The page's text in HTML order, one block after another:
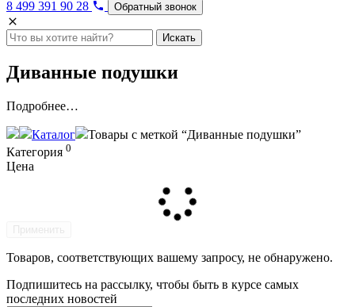
8 499 391 90 28 Обратный звонок
Искать
Диванные подушки
Подробнее…
Каталог
Товары с меткой “Диванные подушки”
Категория 0
Цена
Товаров, соответствующих вашему запросу, не обнаружено.
Подпишитесь на рассылку, чтобы быть в курсе самых
последних новостей